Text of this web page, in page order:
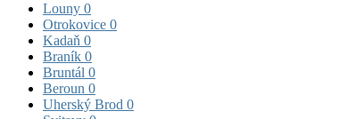
Louny 0
Otrokovice 0
Kadaň 0
Braník 0
Bruntál 0
Beroun 0
Uherský Brod 0